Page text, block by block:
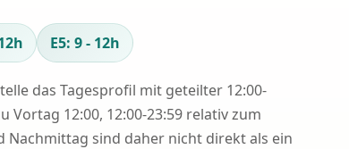
E5: 9 - 12h
das Tagesprofil mit geteilter 12:00-
Vortag 12:00, 12:00-23:59 relativ zum
Nachmittag sind daher nicht direkt als ein